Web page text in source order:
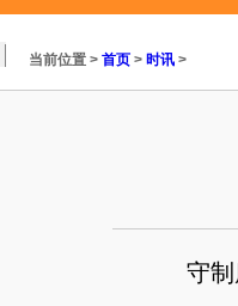
当前位置 > 首页 > 时讯 >
守制度